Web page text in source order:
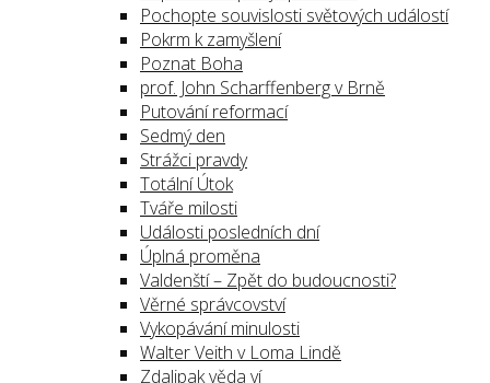
Pochopte souvislosti světových událostí
Pokrm k zamyšlení
Poznat Boha
prof. John Scharffenberg v Brně
Putování reformací
Sedmý den
Strážci pravdy
Totální Útok
Tváře milosti
Události posledních dní
Úplná proměna
Valdenští – Zpět do budoucnosti?
Věrné správcovství
Vykopávání minulosti
Walter Veith v Loma Lindě
Zdalipak věda ví